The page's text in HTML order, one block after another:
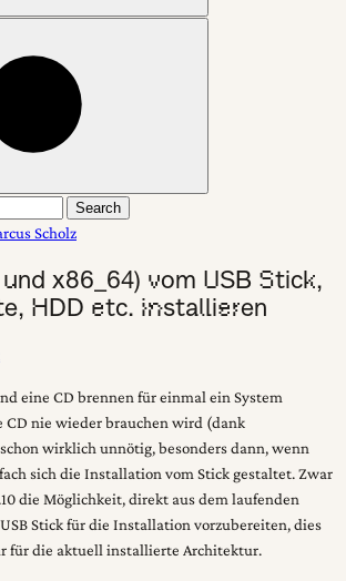
Search
Scholz
x86_64) vom USB Stick,
HDD etc. installieren
eine CD brennen für einmal ein System
CD nie wieder brauchen wird (dank
wirklich unnötig, besonders dann, wenn
sich die Installation vom Stick gestaltet. Zwar
die Möglichkeit, direkt aus dem laufenden
Stick für die Installation vorzubereiten, dies
für die aktuell installierte Architektur.